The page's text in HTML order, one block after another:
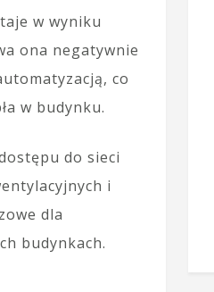
w wyniku
ona negatywnie
co
w budynku.
do sieci
i
dla
budynkach.